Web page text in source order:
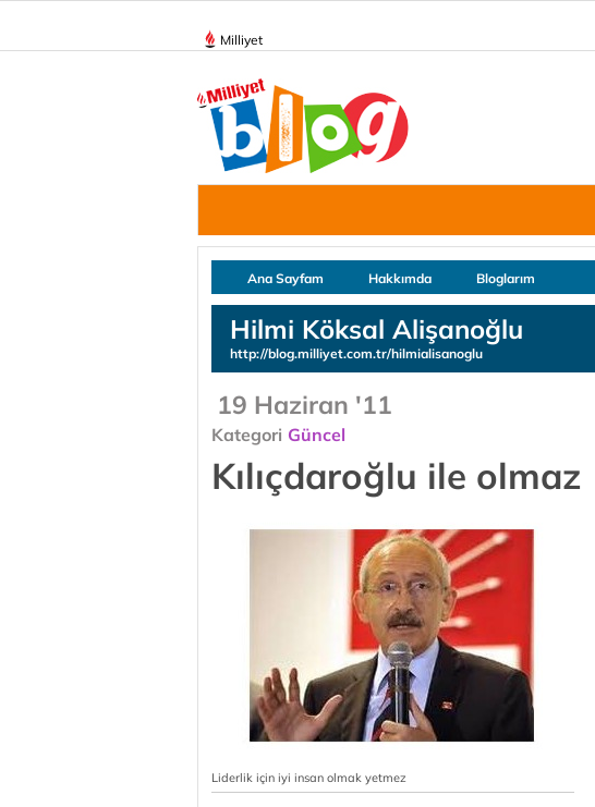
Milliyet
Ana Sayfam Hakkımda Bloglarım
Hilmi Köksal Alişanoğlu
http://blog.milliyet.com.tr/hilmialisanoglu
19 Haziran '11
Kategori Güncel
Kılıçdaroğlu ile olmaz
Liderlik için iyi insan olmak yetmez